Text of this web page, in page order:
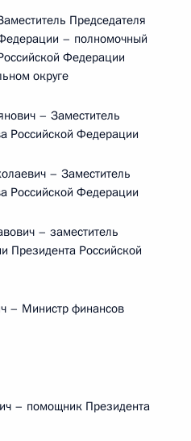
Председателя
– полномочный
Федерации
округе
– Заместитель
Российской Федерации
– Заместитель
Российской Федерации
– заместитель
Президента Российской
– Министр финансов
– помощник Президента